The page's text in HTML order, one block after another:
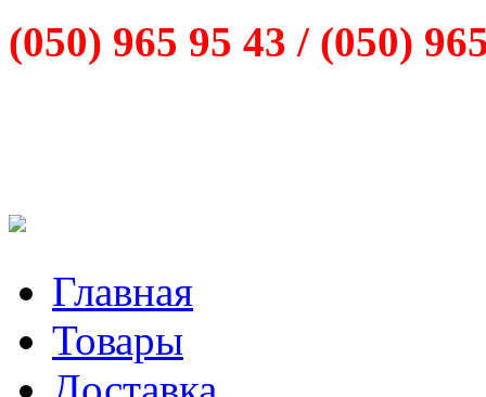
(050) 965 95 43 / (050)
Главная
Товары